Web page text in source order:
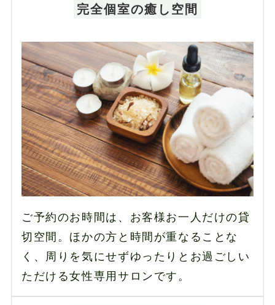
完全個室の癒し空間
ご予約のお時間は、お客様お一人だけの貸
切空間。ほかの方と時間が重なることな
く、周りを気にせずゆったりとお過ごしい
ただける女性専用サロンです。